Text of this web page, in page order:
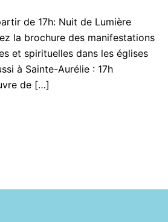
de 17h: Nuit de Lumière
la brochure des manifestations
et spirituelles dans les églises
à Sainte-Aurélie : 17h
de […]